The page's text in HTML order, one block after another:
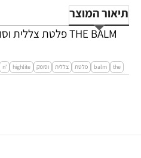
תיאור המוצר
THE BALM פלטת צללית וסומק Highlite 'N Con Tour
the
balm פלטת צללית וסומק highlite
'n